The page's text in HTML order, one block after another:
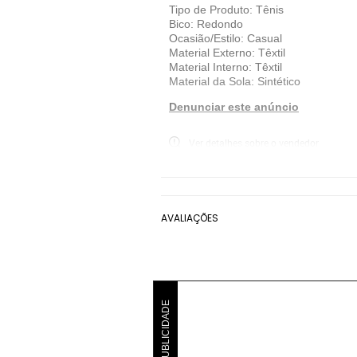
Tipo de Produto: Tênis
Bico: Redondo
Ocasião/Estilo: Casual
Material Externo: Têxtil
Material Interno: Têxtil
Material da Sola: Sintético
Denunciar este anúncio
AVALIAÇÕES
PUBLICIDADE